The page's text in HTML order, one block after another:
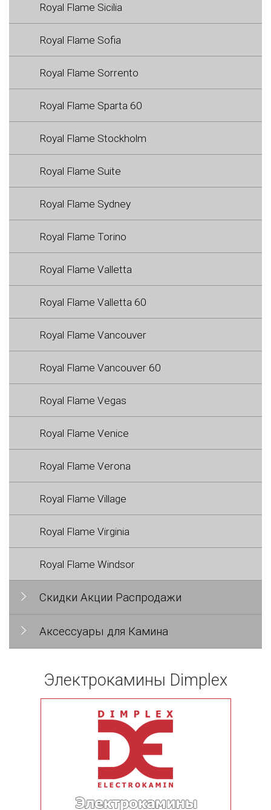
Royal Flame Sicilia
Royal Flame Sofia
Royal Flame Sorrento
Royal Flame Sparta 60
Royal Flame Stockholm
Royal Flame Suite
Royal Flame Sydney
Royal Flame Torino
Royal Flame Valletta
Royal Flame Valletta 60
Royal Flame Vancouver
Royal Flame Vancouver 60
Royal Flame Vegas
Royal Flame Venice
Royal Flame Verona
Royal Flame Village
Royal Flame Virginia
Royal Flame Windsor
Скидки Акции Распродажи
Аксессуары для Камина
Электрокамины Dimplex